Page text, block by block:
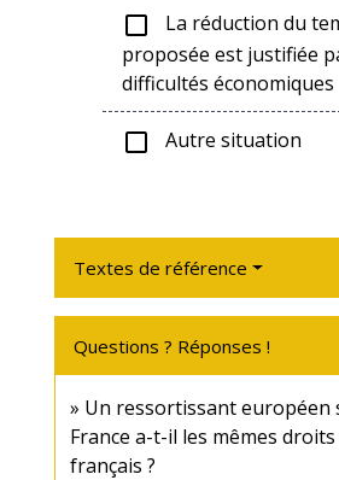
check_box_outline_blank
La réduction du
proposée est justifiée
difficultés économiques
check_box_outline_blank Autre situation
Textes de référence
Questions ? Réponses !
Un ressortissant européen
France a-t-il les mêmes
français ?